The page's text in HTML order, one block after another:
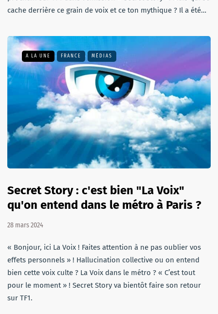
cache derrière ce grain de voix et ce ton mythique ? Il a été…
A LA UNE FRANCE MÉDIAS
Secret Story : c'est bien "La Voix"
qu'on entend dans le métro à Paris ?
28 mars 2024
« Bonjour, ici La Voix ! Faites attention à ne pas oublier vos
effets personnels » ! Hallucination collective ou on entend
bien cette voix culte ? La Voix dans le métro ? « C’est tout
pour le moment » ! Secret Story va bientôt faire son retour
sur TF1.